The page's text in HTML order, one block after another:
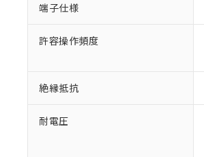
端子仕様
許容操作頻度
絶縁抵抗
耐電圧